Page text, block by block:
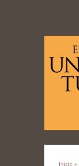
Inicio »